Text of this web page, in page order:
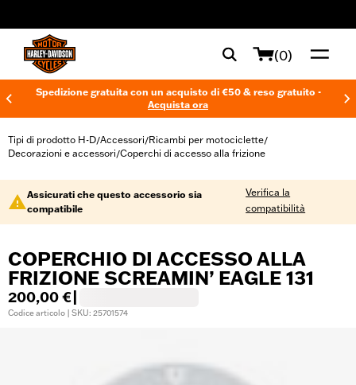
(0)
Spedizione gratuita con un acquisto di €50 & reso gratuito -
Acquista ora
Tipi di prodotto H-D/Accessori/Ricambi per motociclette/
Decorazioni e accessori/Coperchi di accesso alla frizione
Assicurati che questo accessorio sia
compatibile
Verifica la
compatibilità
COPERCHIO DI ACCESSO ALLA
FRIZIONE SCREAMIN’ EAGLE 131
200,00 €
Codice articolo | SKU: 25701574